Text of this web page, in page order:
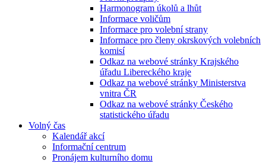
Harmonogram úkolů a lhůt
Informace voličům
Informace pro volební strany
Informace pro členy okrskových volebních
komisí
Odkaz na webové stránky Krajského
úřadu Libereckého kraje
Odkaz na webové stránky Ministerstva
vnitra ČR
Odkaz na webové stránky Českého
statistického úřadu
Volný čas
Kalendář akcí
Informační centrum
Pronájem kulturního domu